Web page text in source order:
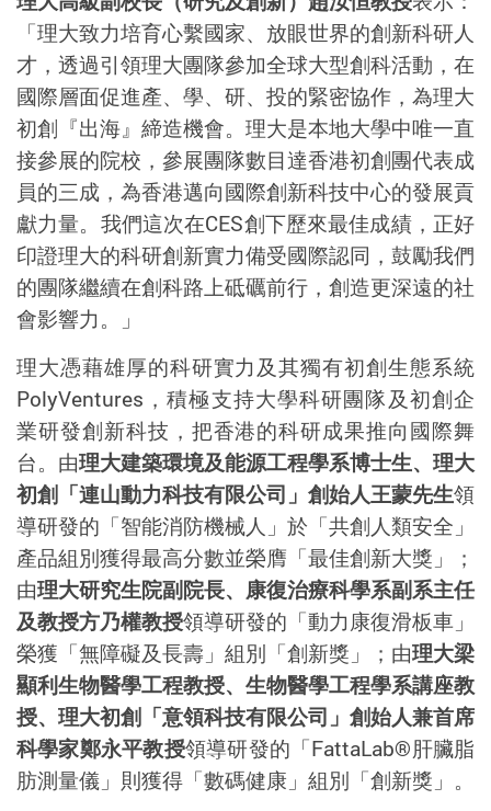
「理大致力培育心繫國家、放眼世界的創新科研人
才，透過引領理大團隊參加全球大型創科活動，在
國際層面促進產、學、研、投的緊密協作，為理大
初創『出海』締造機會。理大是本地大學中唯一直
接參展的院校 ， 參展團隊數目達香港初創團代表成
員的三成 ， 為香港邁向國際創新科技中心的發展貢
獻力量。我們這次在CES創下歷來最佳成績，正好
印證理大的科研創新實力備受國際認同，鼓勵我們
的團隊繼續在創科路上砥礪前行，創造更深遠的社
會影響力。」
理大憑藉雄厚的科研實力及其獨有初創生態系統
PolyVentures ，積極支持大學科研團隊及初創企
業研發創新科技，把香港的科研成果推向國際舞
台。由理大建築環境及能源工程學系博士生、理大
初創「連山動力科技有限公司」創始人王蒙先生領
導研發的「智能消防機械人 」於「共創人類安全」
產品組別獲得最高分數並榮膺「最佳創新大獎」；
由理大研究生院副院長、康復治療科學系副系主任
及教授方乃權教授領導研發的 「動力康復滑板車」
榮獲 「無障礙及長壽」組別 「創新獎」； 由理大梁
顯利生物醫學工程教授、生物醫學工程學系講座教
授、 理大初創「意領科技有限公司」創始人兼首席
科學家鄭永平教授領導研發的「FattaLab®肝臟脂
肪測量儀」則獲得 「數碼健康」組別 「創新獎」。